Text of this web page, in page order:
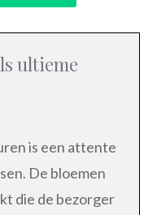
ultieme
is een attente
De bloemen
die de bezorger